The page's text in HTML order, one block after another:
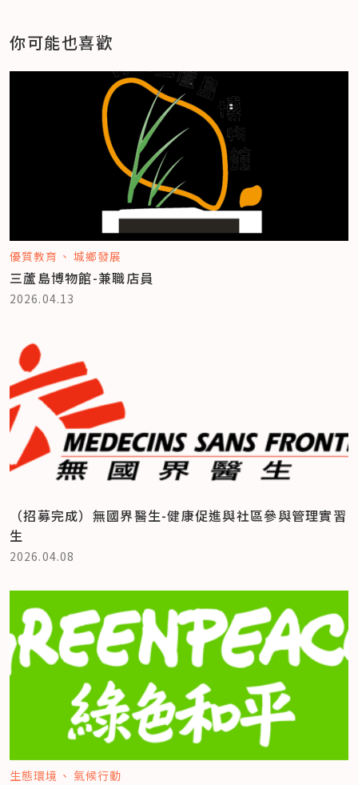
你可能也喜歡
優質教育 城鄉發展
三蘆島博物館-兼職店員
2026.04.13
（招募完成）無國界醫生-健康促進與社區參與管理實習
生
2026.04.08
生態環境 氣候行動